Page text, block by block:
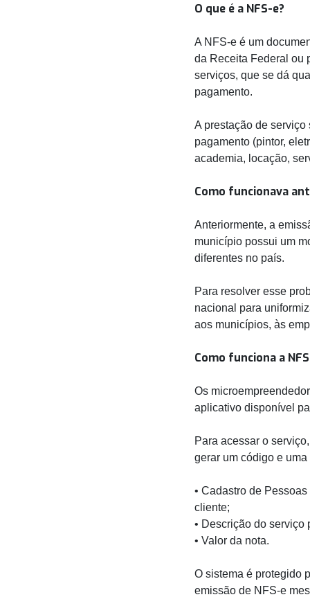
O que é a NFS-e?
A NFS-e é um
da Receita Federal ou
serviços, que se dá
pagamento.
A prestação de
pagamento (pintor,
academia, locação,
Como funcionava
Anteriormente, a
município possui um
diferentes no país.
Para resolver esse
nacional para
aos municípios, às
Como funciona a
Os
aplicativo disponível
Para acessar o
gerar um código e
• Cadastro de
cliente;
• Descrição do serviço
• Valor da nota.
O sistema é protegido
emissão de NFS-e